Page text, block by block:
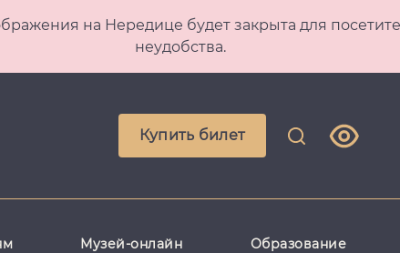
на Нередице будет закрыта для
неудобства.
Купить билет
Музей-онлайн Образование